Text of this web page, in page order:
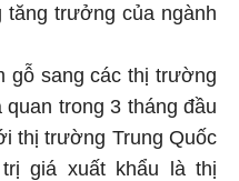
trưởng của ngành
gỗ sang các thị trường
trong 3 tháng đầu
thị trường Trung Quốc
giá xuất khẩu là thị